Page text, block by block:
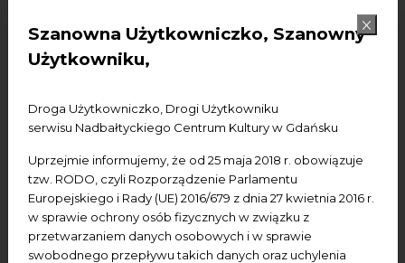
Szanowna Użytkowniczko, Szanowny
Użytkowniku,
Droga Użytkowniczko, Drogi Użytkowniku
serwisu Nadbałtyckiego Centrum Kultury w Gdańsku
Uprzejmie informujemy, że od 25 maja 2018 r. obowiązuje
tzw. RODO, czyli Rozporządzenie Parlamentu
Europejskiego i Rady (UE) 2016/679 z dnia 27 kwietnia 2016 r.
w sprawie ochrony osób fizycznych w związku z
przetwarzaniem danych osobowych i w sprawie
swobodnego przepływu takich danych oraz uchylenia
oświadczenie
Podcast
wydarzenie dostępne
Wydarzenie zewnętrzne
Spotkania
Koncerty Wystawy Edukacja Badania
Data początkowa
Data końcowa